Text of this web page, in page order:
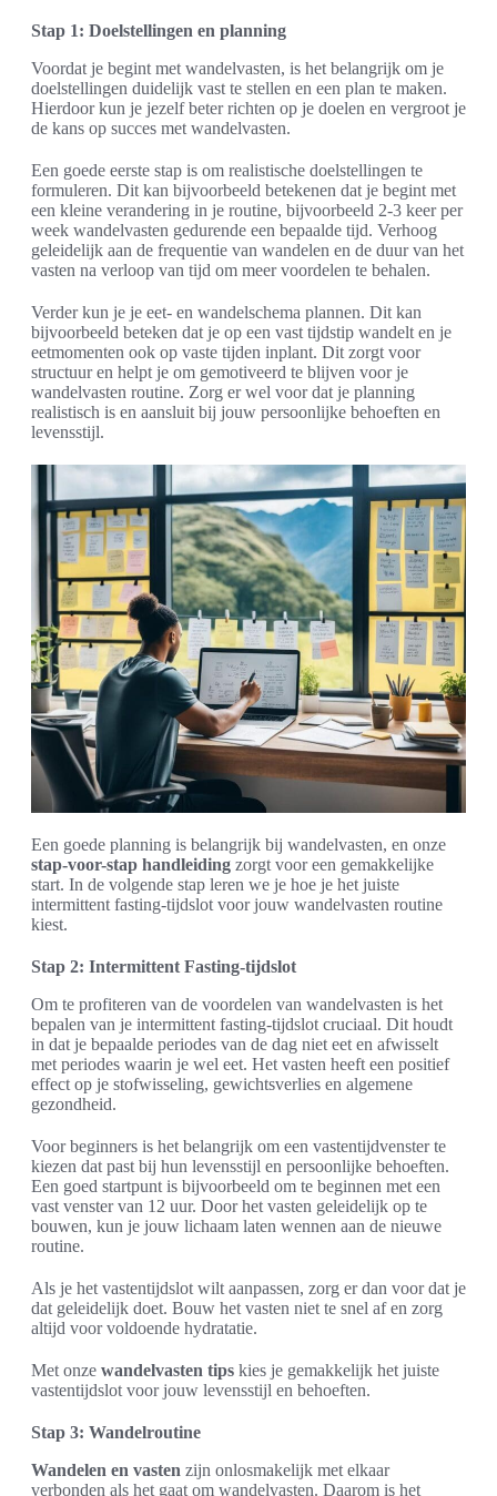
Stap 1: Doelstellingen en planning
Voordat je begint met wandelvasten, is het belangrijk om je
doelstellingen duidelijk vast te stellen en een plan te maken.
Hierdoor kun je jezelf beter richten op je doelen en vergroot je
de kans op succes met wandelvasten.
Een goede eerste stap is om realistische doelstellingen te
formuleren. Dit kan bijvoorbeeld betekenen dat je begint met
een kleine verandering in je routine, bijvoorbeeld 2-3 keer per
week wandelvasten gedurende een bepaalde tijd. Verhoog
geleidelijk aan de frequentie van wandelen en de duur van het
vasten na verloop van tijd om meer voordelen te behalen.
Verder kun je je eet- en wandelschema plannen. Dit kan
bijvoorbeeld beteken dat je op een vast tijdstip wandelt en je
eetmomenten ook op vaste tijden inplant. Dit zorgt voor
structuur en helpt je om gemotiveerd te blijven voor je
wandelvasten routine. Zorg er wel voor dat je planning
realistisch is en aansluit bij jouw persoonlijke behoeften en
levensstijl.
Een goede planning is belangrijk bij wandelvasten, en onze
stap-voor-stap handleiding zorgt voor een gemakkelijke
start. In de volgende stap leren we je hoe je het juiste
intermittent fasting-tijdslot voor jouw wandelvasten routine
kiest.
Stap 2: Intermittent Fasting-tijdslot
Om te profiteren van de voordelen van wandelvasten is het
bepalen van je intermittent fasting-tijdslot cruciaal. Dit houdt
in dat je bepaalde periodes van de dag niet eet en afwisselt
met periodes waarin je wel eet. Het vasten heeft een positief
effect op je stofwisseling, gewichtsverlies en algemene
gezondheid.
Voor beginners is het belangrijk om een vastentijdvenster te
kiezen dat past bij hun levensstijl en persoonlijke behoeften.
Een goed startpunt is bijvoorbeeld om te beginnen met een
vast venster van 12 uur. Door het vasten geleidelijk op te
bouwen, kun je jouw lichaam laten wennen aan de nieuwe
routine.
Als je het vastentijdslot wilt aanpassen, zorg er dan voor dat je
dat geleidelijk doet. Bouw het vasten niet te snel af en zorg
altijd voor voldoende hydratatie.
Met onze wandelvasten tips kies je gemakkelijk het juiste
vastentijdslot voor jouw levensstijl en behoeften.
Stap 3: Wandelroutine
Wandelen en vasten zijn onlosmakelijk met elkaar
verbonden als het gaat om wandelvasten. Daarom is het